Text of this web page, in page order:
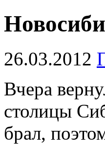
26.03.2012
Вчера
столицы
брал,